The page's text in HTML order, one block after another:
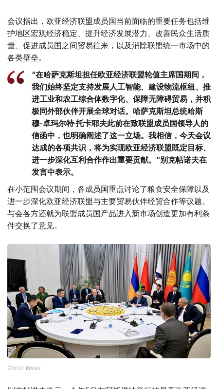
会议指出，欧亚经济联盟成员国当前面临的重要任务包括维
护地区宏观经济稳定、提升经济发展潜力、改善民众生活质
量、促进成员国之间贸易往来，以及消除联盟统一市场中的
各类壁垒。
“在哈萨克斯坦担任欧亚经济联盟轮值主席国期间，
我们始终坚定支持发展人工智能、建设物流枢纽、推
进工业和农工综合体数字化、保障无障碍贸易，并积
极同外部伙伴开展全球对话。哈萨克斯坦总统哈斯
穆-卓玛尔特·托卡耶夫此前在致联盟成员国领导人的
信函中，也明确阐述了这一立场。我相信，今天会议
达成的各项共识，将为实现欧亚经济联盟既定目标、
进一步深化互利合作作出重要贡献。”别克帖诺夫在
发言中表示。
在小范围会议期间，各成员国重点讨论了粮食安全保障以及
进一步深化欧亚经济联盟与主要贸易伙伴经贸合作等议题。
与会各方还就为联盟成员国产品进入新市场创造更加有利条
件交换了意见。
Фото: Үкімет